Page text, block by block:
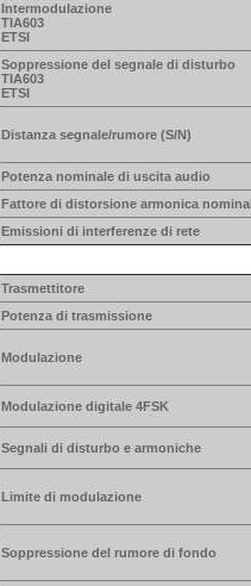
Intermodulazione
TIA603
ETSI
Soppressione del segnale di disturbo
TIA603
ETSI
Distanza segnale/rumore (S/N)
Potenza nominale di uscita audio
Fattore di distorsione armonica
Emissioni di interferenze di rete
Trasmettitore
Potenza di trasmissione
Modulazione
Modulazione digitale 4FSK
Segnali di disturbo e armoniche
Limite di modulazione
Soppressione del rumore di fondo